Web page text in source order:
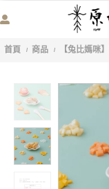
首頁 / 商品 / 【兔比媽咪